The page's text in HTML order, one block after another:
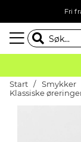
Fri
Start Smykker
Klassiske